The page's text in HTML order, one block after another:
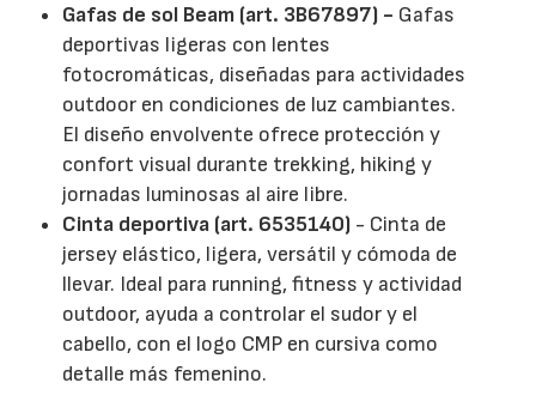
Gafas de sol Beam (art. 3B67897) - Gafas
deportivas ligeras con lentes
fotocromáticas, diseñadas para actividades
outdoor en condiciones de luz cambiantes.
El diseño envolvente ofrece protección y
confort visual durante trekking, hiking y
jornadas luminosas al aire libre.
Cinta deportiva (art. 6535140) - Cinta de
jersey elástico, ligera, versátil y cómoda de
llevar. Ideal para running, fitness y actividad
outdoor, ayuda a controlar el sudor y el
cabello, con el logo CMP en cursiva como
detalle más femenino.